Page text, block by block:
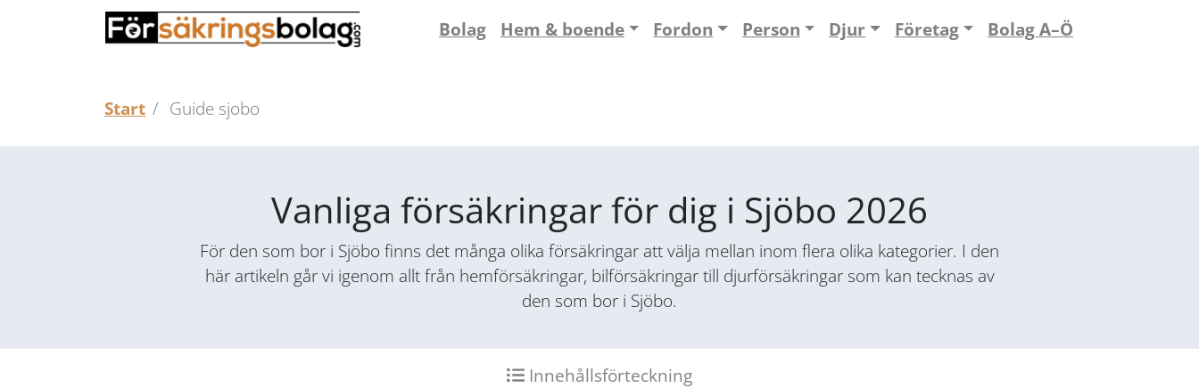
Bolag Hem & boende Fordon Person Djur Företag Bolag A–Ö
Start Guide sjobo
Vanliga försäkringar för dig i Sjöbo 2026
För den som bor i Sjöbo finns det många olika försäkringar att välja mellan inom flera olika kategorier. I den
här artikeln går vi igenom allt från hemförsäkringar, bilförsäkringar till djurförsäkringar som kan tecknas av
den som bor i Sjöbo.
Innehållsförteckning